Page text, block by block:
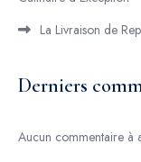
La Livraison de
Derniers
Aucun commentaire à